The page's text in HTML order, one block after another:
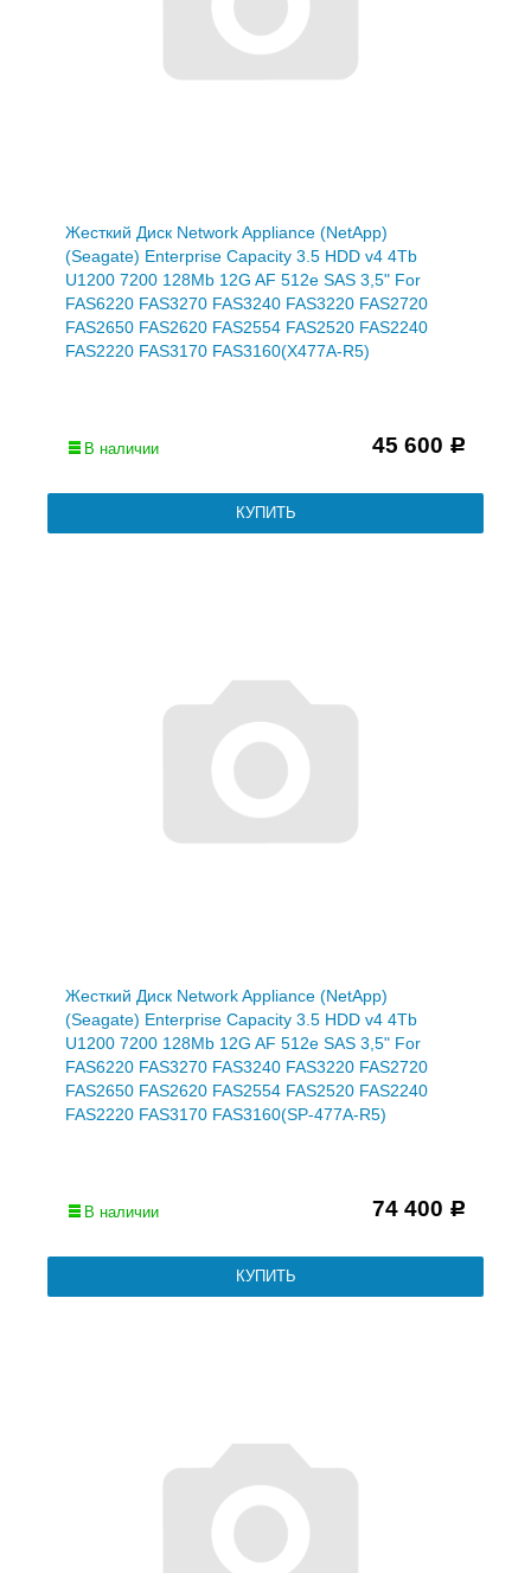
Жесткий Диск Network Appliance (NetApp)
(Seagate) Enterprise Capacity 3.5 HDD v4 4Tb
U1200 7200 128Mb 12G AF 512e SAS 3,5" For
FAS6220 FAS3270 FAS3240 FAS3220 FAS2720
FAS2650 FAS2620 FAS2554 FAS2520 FAS2240
FAS2220 FAS3170 FAS3160(X477A-R5)
В наличии 45 600 Р
Жесткий Диск Network Appliance (NetApp)
(Seagate) Enterprise Capacity 3.5 HDD v4 4Tb
U1200 7200 128Mb 12G AF 512e SAS 3,5" For
FAS6220 FAS3270 FAS3240 FAS3220 FAS2720
FAS2650 FAS2620 FAS2554 FAS2520 FAS2240
FAS2220 FAS3170 FAS3160(SP-477A-R5)
В наличии 74 400 Р